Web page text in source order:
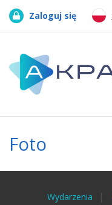
Zaloguj się
Foto
Wydarzenia